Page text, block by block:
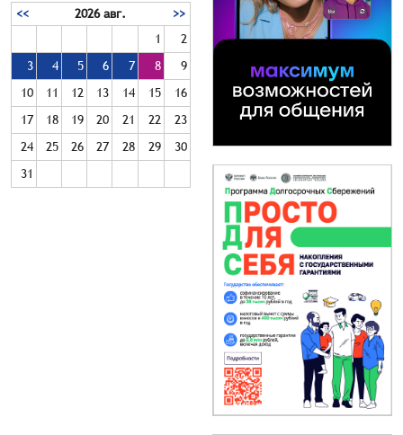
<< 2026 авг.
>>
1
2
3
4 5 6 7 8
9
10
11 12 13 14 15
16
17
18 19 20 21 22
23
24
25 26 27 28 29
30
31